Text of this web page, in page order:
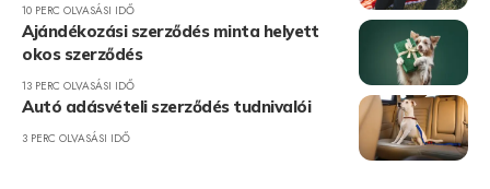
10 PERC OLVASÁSI IDŐ
Ajándékozási szerződés minta helyett
okos szerződés
13 PERC OLVASÁSI IDŐ
Autó adásvételi szerződés tudnivalói
3 PERC OLVASÁSI IDŐ